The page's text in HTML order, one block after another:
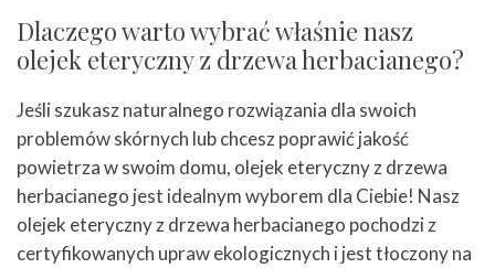
Dlaczego warto wybrać właśnie nasz
olejek eteryczny z drzewa herbacianego?
Jeśli szukasz naturalnego rozwiązania dla swoich
problemów skórnych lub chcesz poprawić jakość
powietrza w swoim domu, olejek eteryczny z drzewa
herbacianego jest idealnym wyborem dla Ciebie! Nasz
olejek eteryczny z drzewa herbacianego pochodzi z
certyfikowanych upraw ekologicznych i jest tłoczony na